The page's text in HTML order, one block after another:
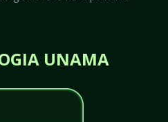
UNAMA